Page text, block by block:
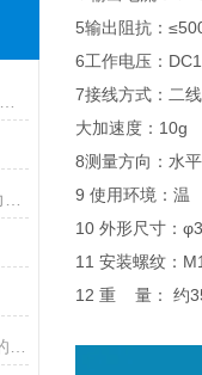
5输出阻抗：
6工作电压：
7接线方式：二
大加速度：10g
8测量方向：水
9 使用环境：
10 外形尺寸：
11 安装螺纹：
12 重 量： 约